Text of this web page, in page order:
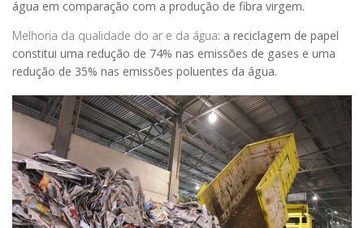
água em comparação com a produção de fibra virgem.
Melhoria da qualidade do ar e da água: a reciclagem de papel
constitui uma redução de 74% nas emissões de gases e uma
redução de 35% nas emissões poluentes da água.